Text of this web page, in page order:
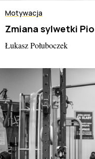
Motywacja
Zmiana sylwetki
Łukasz Połuboczek